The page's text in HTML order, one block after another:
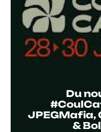
Du
JPEGMafia,
&